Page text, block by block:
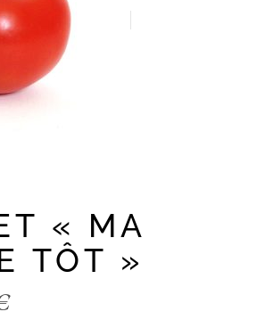
« MA
TÔT »